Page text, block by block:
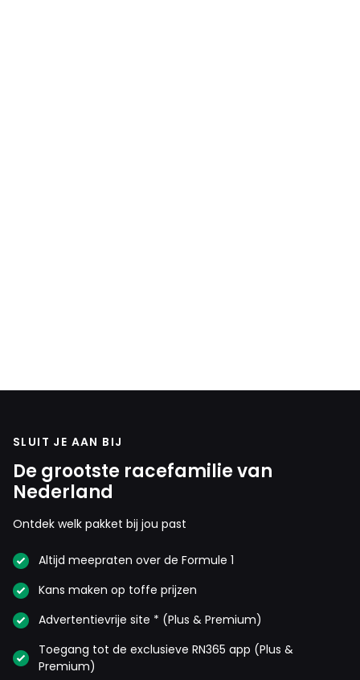
SLUIT JE AAN BIJ
De grootste racefamilie van
Nederland
Ontdek welk pakket bij jou past
Altijd meepraten over de Formule 1
Kans maken op toffe prijzen
Advertentievrije site * (Plus & Premium)
Toegang tot de exclusieve RN365 app (Plus &
Premium)